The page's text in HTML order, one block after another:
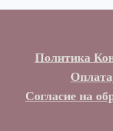
Политика
Согласие на